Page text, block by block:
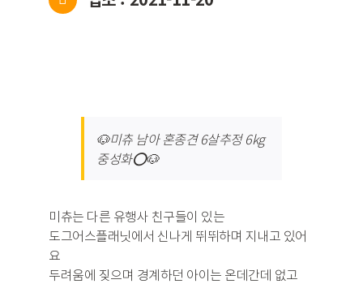
🐶미츄 남아 혼종견 6살추정 6kg
중성화⭕️🐶
미츄는 다른 유행사 친구들이 있는
도그어스플래닛에서 신나게 뛰뛰하며 지내고 있어
요
두려움에 짖으며 경계하던 아이는 온데간데 없고